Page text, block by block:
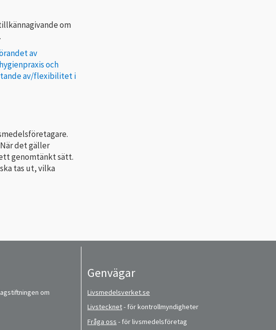
om
av
och
av/flexibilitet i
det gäller
genomtänkt sätt.
tas ut, vilka
om
Genvägar
Livsmedelsverket.se
Livstecknet- för kontrollmyndigheter
Fråga oss - för livsmedelsföretag